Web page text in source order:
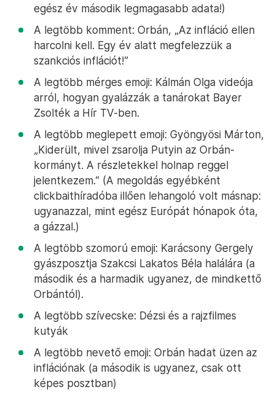
egész év második legmagasabb adata!)
A legtöbb komment: Orbán, „Az infláció ellen
harcolni kell. Egy év alatt megfelezzük a
szankciós inflációt!”
A legtöbb mérges emoji: Kálmán Olga videója
arról, hogyan gyalázzák a tanárokat Bayer
Zsolték a Hír TV-ben.
A legtöbb meglepett emoji: Gyöngyösi Márton,
„Kiderült, mivel zsarolja Putyin az Orbán-
kormányt. A részletekkel holnap reggel
jelentkezem.” (A megoldás egyébként
clickbaithíradóba illően lehangoló volt másnap:
ugyanazzal, mint egész Európát hónapok óta,
a gázzal.)
A legtöbb szomorú emoji: Karácsony Gergely
gyászposztja Szakcsi Lakatos Béla halálára (a
második és a harmadik ugyanez, de mindkettő
Orbántól).
A legtöbb szívecske: Dézsi és a rajzfilmes
kutyák
A legtöbb nevető emoji: Orbán hadat üzen az
inflációnak (a második is ugyanez, csak ott
képes posztban)